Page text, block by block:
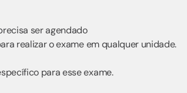
ser agendado
realizar o exame em qualquer unidade.
para esse exame.